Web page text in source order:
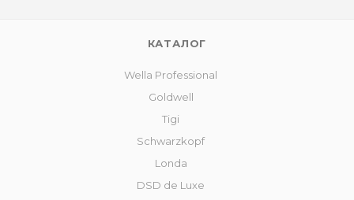
КАТАЛОГ
Wella Professional
Goldwell
Tigi
Schwarzkopf
Londa
DSD de Luxe